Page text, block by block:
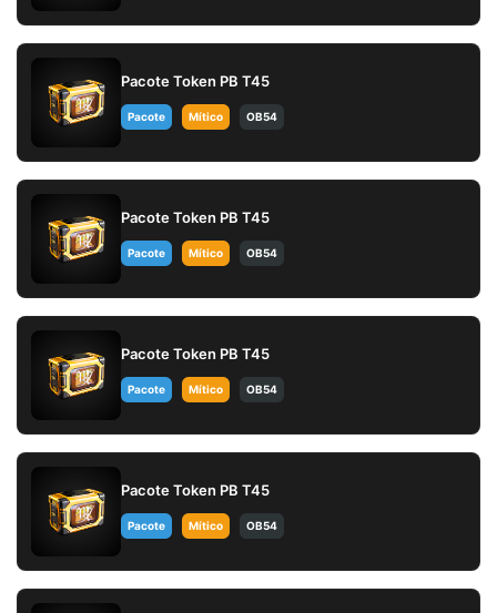
Pacote Token PB T45
Pacote Mítico OB54
Pacote Token PB T45
Pacote Mítico OB54
Pacote Token PB T45
Pacote Mítico OB54
Pacote Token PB T45
Pacote Mítico OB54